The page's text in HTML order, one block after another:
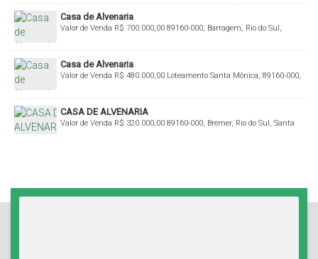
Casa de Alvenaria
R$ 700.000,00
Valor de Venda
89160-000, Barragem, Rio do Sul,
Casa de Alvenaria
R$ 480.000,00
Valor de Venda
Loteamento Santa Mônica, 89160-000,
CASA DE ALVENARIA
R$ 320.000,00
Valor de Venda
89160-000, Bremer, Rio do Sul, Santa